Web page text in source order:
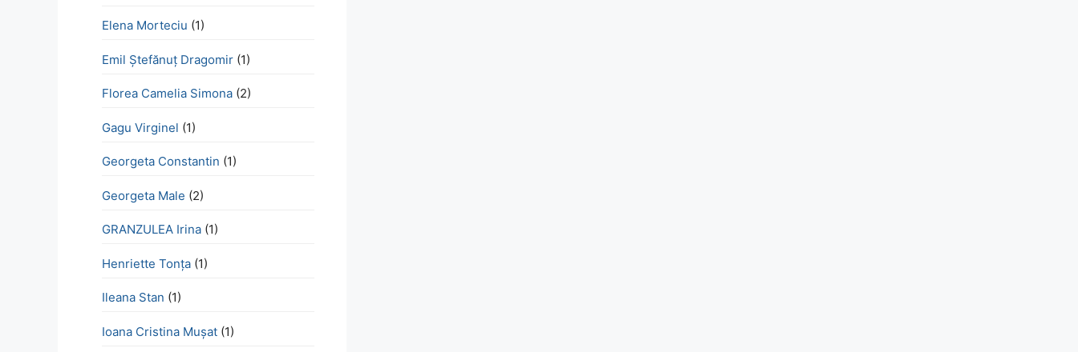
Elena Morteciu (1)
Emil Ștefănuț Dragomir (1)
Florea Camelia Simona (2)
Gagu Virginel (1)
Georgeta Constantin (1)
Georgeta Male (2)
GRANZULEA Irina (1)
Henriette Tonţa (1)
Ileana Stan (1)
Ioana Cristina Mușat (1)